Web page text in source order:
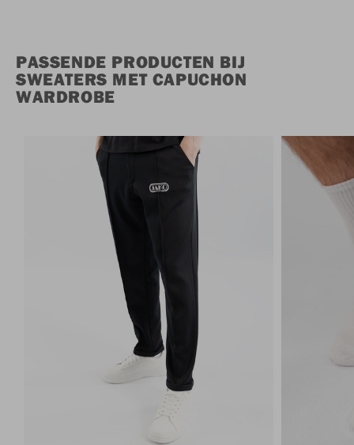
PASSENDE PRODUCTEN BIJ
SWEATERS MET CAPUCHON
WARDROBE